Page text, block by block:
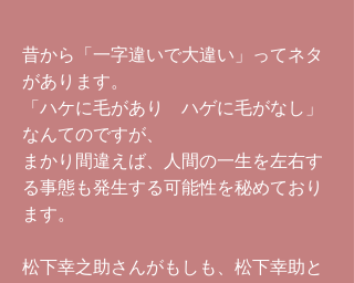
昔から「一字違いで大違い」ってネタ
があります。
「ハケに毛があり ハゲに毛がなし」
なんてのですが、
まかり間違えば、人間の一生を左右す
る事態も発生する可能性を秘めており
ます。
松下幸之助さんがもしも、松下幸助と